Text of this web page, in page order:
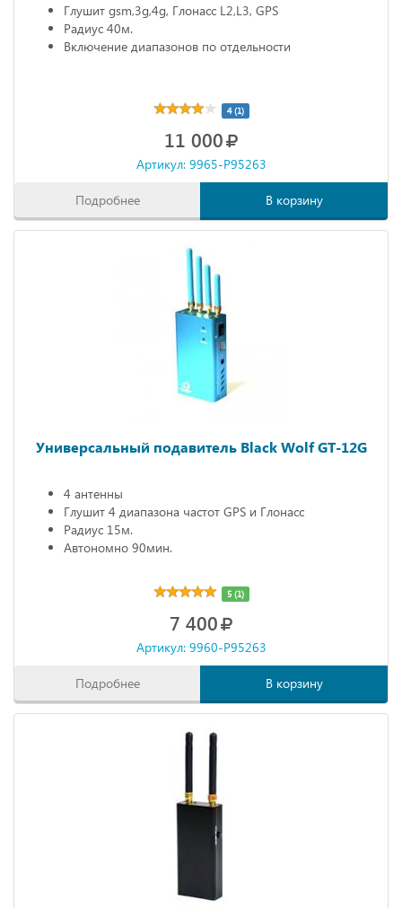
Глушит gsm,3g,4g, Глонасс L2,L3, GPS
Радиус 40м.
Включение диапазонов по отдельности
4 (1)
11 000
Артикул: 9965-P95263
Подробнее В корзину
Универсальный подавитель Black Wolf GT-12G
4 антенны
Глушит 4 диапазона частот GPS и Глонасс
Радиус 15м.
Автономно 90мин.
5 (1)
7 400
Артикул: 9960-P95263
Подробнее В корзину